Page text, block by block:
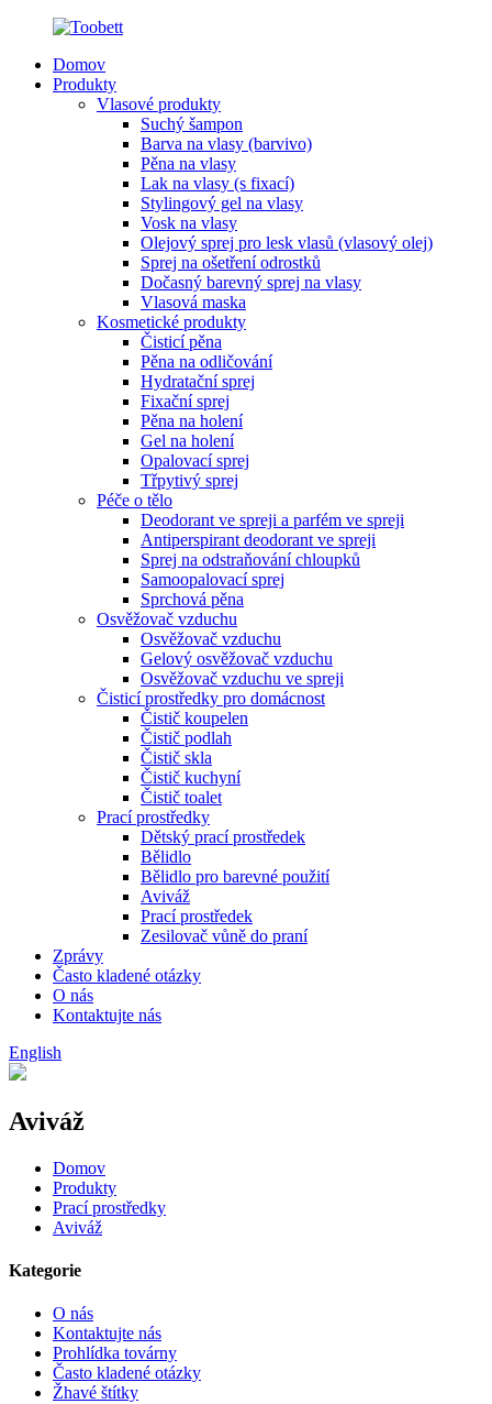
Domov
Produkty
Vlasové produkty
Suchý šampon
Barva na vlasy (barvivo)
Pěna na vlasy
Lak na vlasy (s fixací)
Stylingový gel na vlasy
Vosk na vlasy
Olejový sprej pro lesk vlasů (vlasový olej)
Sprej na ošetření odrostků
Dočasný barevný sprej na vlasy
Vlasová maska
Kosmetické produkty
Čisticí pěna
Pěna na odličování
Hydratační sprej
Fixační sprej
Pěna na holení
Gel na holení
Opalovací sprej
Třpytivý sprej
Péče o tělo
Deodorant ve spreji a parfém ve spreji
Antiperspirant deodorant ve spreji
Sprej na odstraňování chloupků
Samoopalovací sprej
Sprchová pěna
Osvěžovač vzduchu
Osvěžovač vzduchu
Gelový osvěžovač vzduchu
Osvěžovač vzduchu ve spreji
Čisticí prostředky pro domácnost
Čistič koupelen
Čistič podlah
Čistič skla
Čistič kuchyní
Čistič toalet
Prací prostředky
Dětský prací prostředek
Bělidlo
Bělidlo pro barevné použití
Aviváž
Prací prostředek
Zesilovač vůně do praní
Zprávy
Často kladené otázky
O nás
Kontaktujte nás
English
Aviváž
Domov
Produkty
Prací prostředky
Aviváž
Kategorie
O nás
Kontaktujte nás
Prohlídka továrny
Často kladené otázky
Žhavé štítky